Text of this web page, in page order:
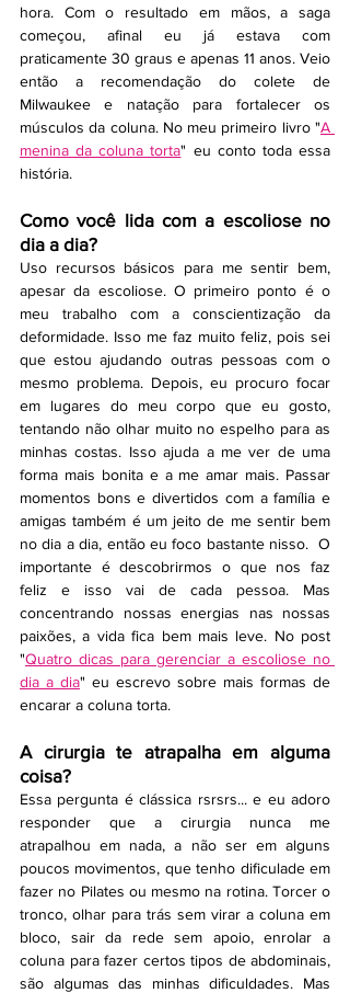
hora. Com o resultado em mãos, a saga
começou, afinal eu já estava com
praticamente 30 graus e apenas 11 anos. Veio
então a recomendação do colete de
Milwaukee e natação para fortalecer os
músculos da coluna. No meu primeiro livro "A
menina da coluna torta" eu conto toda essa
história.
Como você lida com a escoliose no
dia a dia?
Uso recursos básicos para me sentir bem,
apesar da escoliose. O primeiro ponto é o
meu trabalho com a conscientização da
deformidade. Isso me faz muito feliz, pois sei
que estou ajudando outras pessoas com o
mesmo problema. Depois, eu procuro focar
em lugares do meu corpo que eu gosto,
tentando não olhar muito no espelho para as
minhas costas. Isso ajuda a me ver de uma
forma mais bonita e a me amar mais. Passar
momentos bons e divertidos com a família e
amigas também é um jeito de me sentir bem
no dia a dia, então eu foco bastante nisso.  O
importante é descobrirmos o que nos faz
feliz e isso vai de cada pessoa. Mas
concentrando nossas energias nas nossas
paixões, a vida fica bem mais leve. No post
"Quatro dicas para gerenciar a escoliose no
dia a dia" eu escrevo sobre mais formas de
encarar a coluna torta.
A cirurgia te atrapalha em alguma
coisa?
Essa pergunta é clássica rsrsrs... e eu adoro
responder que a cirurgia nunca me
atrapalhou em nada, a não ser em alguns
poucos movimentos, que tenho dificulade em
fazer no Pilates ou mesmo na rotina. Torcer o
tronco, olhar para trás sem virar a coluna em
bloco, sair da rede sem apoio, enrolar a
coluna para fazer certos tipos de abdominais,
são algumas das minhas dificuldades. Mas